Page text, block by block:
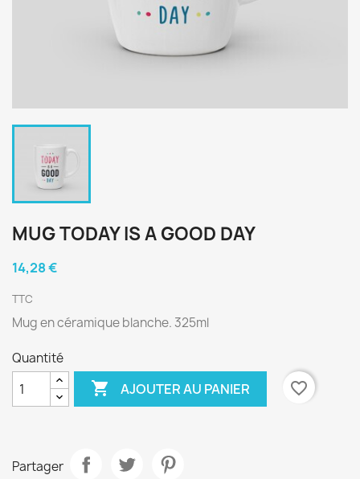
MUG TODAY IS A GOOD DAY
14,28 €
TTC
Mug en céramique blanche. 325ml
Quantité
 AJOUTER AU PANIER favorite_border
Partager